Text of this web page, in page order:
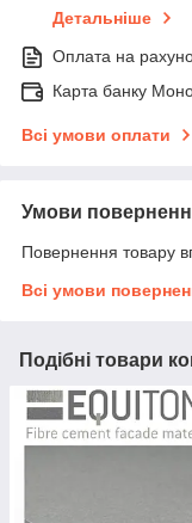
Детальніше
Оплата на
Карта банку
Всі умови оплати
Умови
Повернення товару
Всі умови
Подібні товари